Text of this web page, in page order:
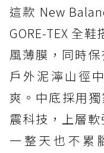
這款 New
GORE-TEX 全鞋
風薄膜，同時
戶外泥濘山徑
爽。中底採用
震科技，上層
一整天也不累